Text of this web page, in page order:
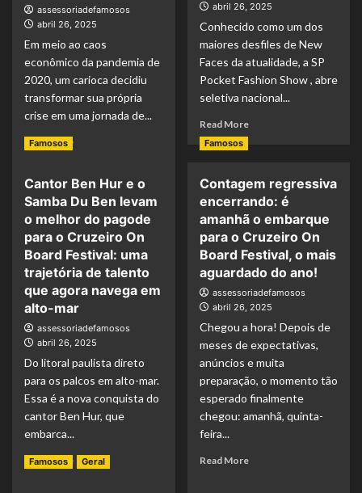
assessoriadefamosos
abril 26, 2025
Em meio ao caos
econômico da pandemia de
2020, um carioca decidiu
transformar sua própria
crise em uma jornada de...
Read More
abril 26, 2025
Conhecido como um dos
maiores desfiles de New
Faces da atualidade, a SP
Pocket Fashion Show , abre
seletiva nacional...
Read More
Famosos
Cantor Ben Hur e o
Samba Du Ben levam
o melhor do pagode
para o Cruzeiro On
Board Festival: uma
trajetória de talento
que agora navega em
alto-mar
assessoriadefamosos
abril 26, 2025
Do litoral paulista direto
para os palcos em alto-mar.
Essa é a nova conquista do
cantor Ben Hur, que
embarca...
Read More
Famosos
Contagem regressiva
encerrando: é
amanhã o embarque
para o Cruzeiro On
Board Festival, o mais
aguardado do ano!
assessoriadefamosos
abril 26, 2025
Chegou a hora! Depois de
meses de expectativas,
anúncios e muita
preparação, o momento tão
esperado finalmente
chegou: amanhã, quinta-
feira...
Read More
Famosos Geral